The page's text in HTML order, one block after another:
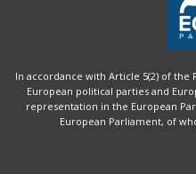
In accordance with Article 5(2) of
European political parties and
representation in the European
European Parliament, of